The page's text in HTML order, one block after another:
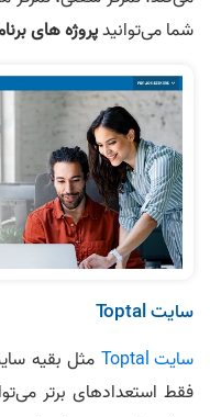
شما می‌توانیدپروژه های
سایت Toptal
سایت Toptal
مثل بقیه
فقط استعدادهای برتر